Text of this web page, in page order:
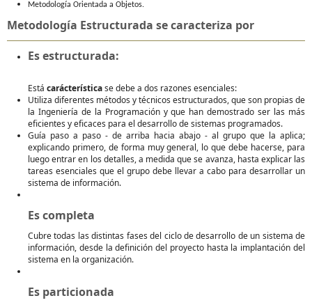
Metodología Orientada a Objetos.
Metodología Estructurada se caracteriza por
Es estructurada:
Está carácterísticase debe a dos razones esenciales:
Utiliza diferentes métodos y técnicos estructurados, que son propias de
la Ingeniería de la Programación y que han demostrado ser las más
eficientes y eficaces para el desarrollo de sistemas programados.
Guía paso a paso - de arriba hacia abajo - al grupo que la aplica;
explicando primero, de forma muy general, lo que debe hacerse, para
luego entrar en los detalles, a medida que se avanza, hasta explicar las
tareas esenciales que el grupo debe llevar a cabo para desarrollar un
sistema de información.
Es completa
Cubre todas las distintas fases del ciclo de desarrollo de un sistema de
información, desde la definición del proyecto hasta la implantación del
sistema en la organización.
Es particionada